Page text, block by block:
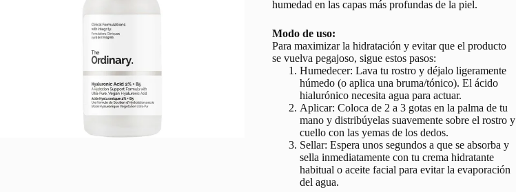
humedad en las capas más profundas de la piel.
Modo de uso:
Para maximizar la hidratación y evitar que el producto
se vuelva pegajoso, sigue estos pasos:
Humedecer: Lava tu rostro y déjalo ligeramente
húmedo (o aplica una bruma/tónico). El ácido
hialurónico necesita agua para actuar.
Aplicar: Coloca de 2 a 3 gotas en la palma de tu
mano y distribúyelas suavemente sobre el rostro y
cuello con las yemas de los dedos.
Sellar: Espera unos segundos a que se absorba y
sella inmediatamente con tu crema hidratante
habitual o aceite facial para evitar la evaporación
del agua.